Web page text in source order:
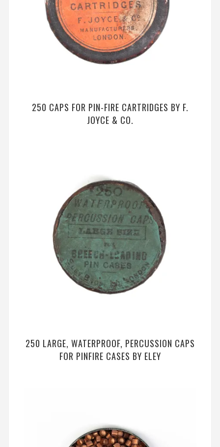
250 CAPS FOR PIN-FIRE CARTRIDGES BY F.
JOYCE & CO.
250 LARGE, WATERPROOF, PERCUSSION CAPS
FOR PINFIRE CASES BY ELEY